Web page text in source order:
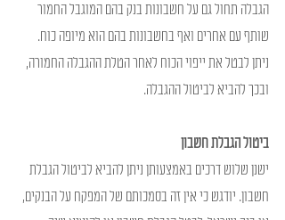
הגבלה תחול גם על חשבונות בנק בהם המוגבל החמור
שותף עם אחרים ואף בחשבונות בהם הוא מיופה כוח.
ניתן לבטל את ייפוי הכוח לאחר הטלת ההגבלה החמורה,
ובכך להביא לביטול ההגבלה.
ביטול הגבלת חשבון
ישנן שלוש דרכים באמצעותן ניתן להביא לביטול הגבלת
חשבון. יודגש כי אין זה בסמכותם של המפקח על הבנקים,